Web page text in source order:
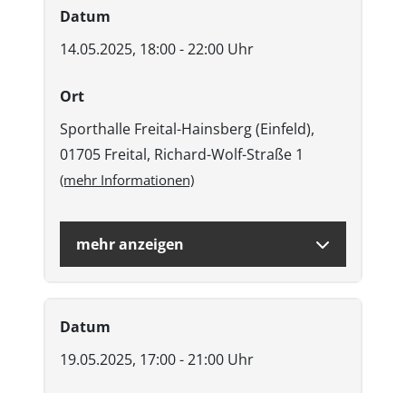
Datum
14.05.2025, 18:00 - 22:00 Uhr
Ort
Sporthalle Freital-Hainsberg (Einfeld),
01705 Freital, Richard-Wolf-Straße 1
(mehr Informationen)
mehr anzeigen
Datum
19.05.2025, 17:00 - 21:00 Uhr